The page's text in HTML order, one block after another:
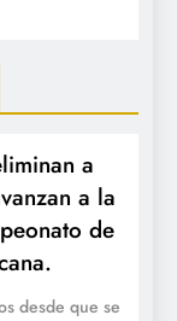
a
a la
de
desde que se